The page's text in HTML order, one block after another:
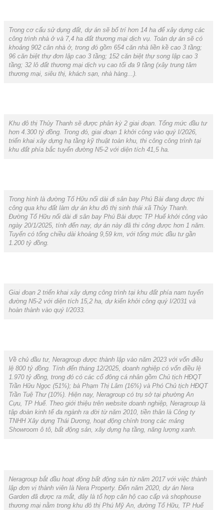
Trong cơ cấu sử dụng đất, dự án sẽ bố trí hơn 14 ha để xây dựng các
công trình nhà ở và 7,4 ha đất thương mại dịch vụ. Toàn dự án sẽ có
khoảng 902 căn nhà ở, trong đó gồm 654 căn nhà liền kề cao 3 tầng;
96 căn biệt thự đơn lập cao 3 tầng; 152 căn biệt thự song lập cao 3
tầng; 32 lô đất thương mại dịch vụ cao tối đa 9 tầng (xây trung tâm
thương mại, siêu thị, khách sạn, nhà hàng...).
Khu đô thị Thủy Thanh sẽ được phân kỳ 2 giai đoạn. Tổng mức đầu tư
hơn 4.300 tỷ đồng. Trong đó, giai đoạn 1 khởi công vào quý I/2026,
triển khai xây dựng hạ tầng kỹ thuật toàn khu, thi công công trình tại
khu đất phía bắc tuyến đường N5-2 với diện tích 41,5 ha.
Trong hình là đường Tố Hữu nối dài đi sân bay Phú Bài đang được thi
công qua khu đất làm dự án khu đô thị sinh thái xã Thủy Thanh.
Đường Tố Hữu nối dài đi sân bay Phú Bài được TP Huế khởi công vào
ngày 20/1/2025, tính đến nay, dự án này đã thi công được hơn 1 năm.
Tuyến có tổng chiều dài khoảng 9,59 km, với tổng mức đầu tư gần
1.200 tỷ đồng.
Giai đoạn 2 triển khai xây dựng công trình tại khu đất phía nam tuyến
đường N5-2 với diện tích 15,2 ha, dự kiến khởi công quý I/2031 và
hoàn thành vào quý I/2033.
Về chủ đầu tư, Neragroup được thành lập vào năm 2023 với vốn điều
lệ 800 tỷ đồng. Tính đến tháng 12/2025, doanh nghiệp có vốn điều lệ
1.970 tỷ đồng, trong đó có các cổ đông cá nhân gồm Chủ tịch HĐQT
Trần Hữu Ngọc (51%); bà Phạm Thị Lâm (16%) và Phó Chủ tịch HĐQT
Trần Tuệ Thư (10%). Hiện nay, Neragroup có trụ sở tại phường An
Cựu, TP Huế. Theo giới thiệu trên website doanh nghiệp, Neragroup là
tập đoàn kinh tế đa ngành ra đời từ năm 2010, tiền thân là Công ty
TNHH Xây dựng Thái Dương, hoạt động chính trong các mảng
Showroom ô tô, bất động sản, xây dựng hạ tầng, năng lượng xanh.
Neragroup bắt đầu hoạt động bất động sản từ năm 2017 với việc thành
lập đơn vị thành viên là Nera Property. Đến năm 2020, dự án Nera
Garden đã được ra mắt, đây là tổ hợp căn hộ cao cấp và shophouse
thương mại nằm trong khu đô thị Phú Mỹ An, đường Tố Hữu, TP Huế